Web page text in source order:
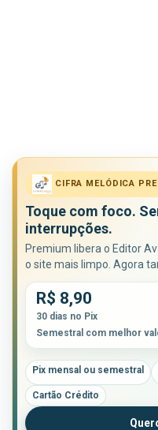
CIFRA MELÓDICA
Toque com foco.
interrupções.
Premium libera o Editor
o site mais limpo. Agora
R$ 8,90
30 dias no Pix
Semestral com melhor
Pix mensal ou semestral
Cartão Crédito